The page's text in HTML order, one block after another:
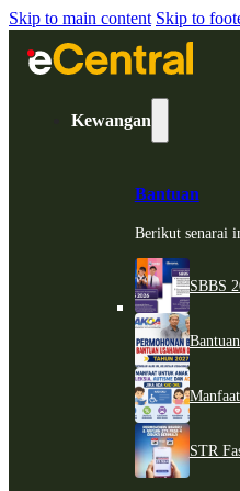
Skip to main content Skip to
Kewangan
Bantuan
Berikut senarai
SBBS
STR